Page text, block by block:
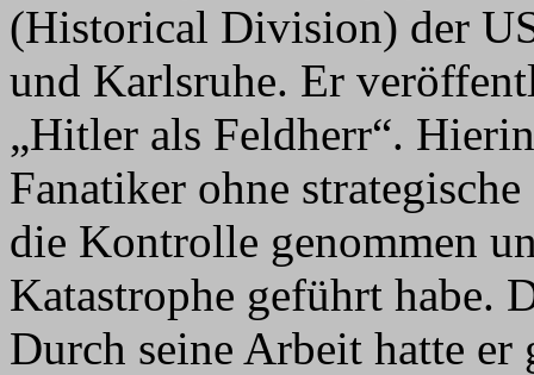
(Historical Division) der
und Karlsruhe. Er
„Hitler als Feldherr“.
Fanatiker ohne
die Kontrolle genommen
Katastrophe geführt habe.
Durch seine Arbeit hatte